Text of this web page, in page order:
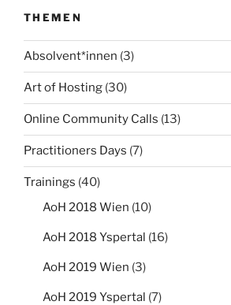
THEMEN
Absolvent*innen (3)
Art of Hosting (30)
Online Community Calls (13)
Practitioners Days (7)
Trainings (40)
AoH 2018 Wien (10)
AoH 2018 Yspertal (16)
AoH 2019 Wien (3)
AoH 2019 Yspertal (7)